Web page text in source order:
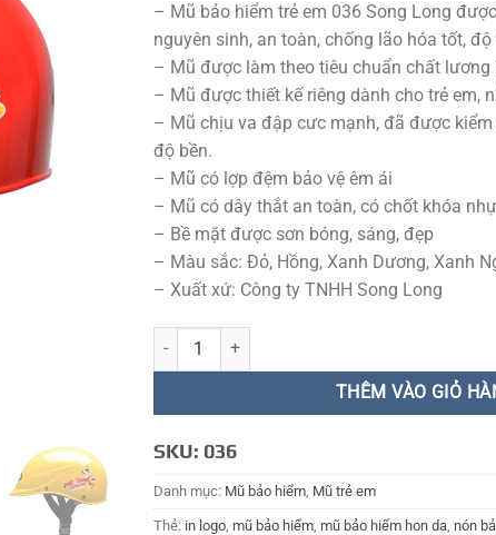
– Mũ bảo hiểm trẻ em 036 Song Long
nguyên sinh, an toàn, chống lão hóa tốt, độ
– Mũ được làm theo tiêu chuẩn chất lương
– Mũ được thiết kế riêng dành cho trẻ em,
– Mũ chịu va đập cưc mạnh, đã được
độ bền.
– Mũ có lợp đệm bảo vệ êm ái
– Mũ có dây thắt an toàn, có chốt khóa
– Bề mặt được sơn bóng, sáng, đẹp
– Màu sắc: Đỏ, Hồng, Xanh Dương, Xanh
– Xuất xứ: Công ty TNHH Song Long
MŨ BẢO HIỂM TRẺ EM 036 số lượng
THÊM VÀO GIỎ
SKU: 036
Danh mục: Mũ bảo hiểm, Mũ trẻ em
Thẻ: in logo, mũ bảo hiểm, mũ bảo hiểm hon da, nón